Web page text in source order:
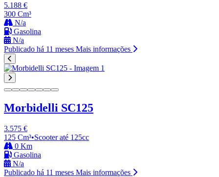
5.188 €
300 Cm³
N/a
Gasolina
N/a
Publicado há 11 meses Mais informações
Morbidelli SC125
3.575 €
125 Cm³•Scooter até 125cc
0 Km
Gasolina
N/a
Publicado há 11 meses Mais informações